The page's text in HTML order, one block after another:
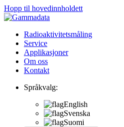
Hopp til hovedinnholdett
Radioaktivitetsmåling
Service
Applikasjoner
Om oss
Kontakt
Språkvalg:
English
Svenska
Suomi